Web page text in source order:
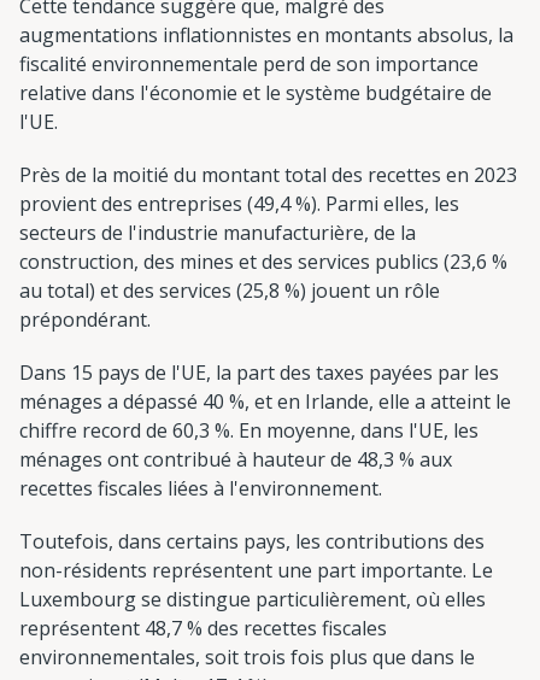
Cette tendance suggère que, malgré des
augmentations inflationnistes en montants absolus, la
fiscalité environnementale perd de son importance
relative dans l'économie et le système budgétaire de
l'UE.
Près de la moitié du montant total des recettes en 2023
provient des entreprises (49,4 %). Parmi elles, les
secteurs de l'industrie manufacturière, de la
construction, des mines et des services publics (23,6 %
au total) et des services (25,8 %) jouent un rôle
prépondérant.
Dans 15 pays de l'UE, la part des taxes payées par les
ménages a dépassé 40 %, et en Irlande, elle a atteint le
chiffre record de 60,3 %. En moyenne, dans l'UE, les
ménages ont contribué à hauteur de 48,3 % aux
recettes fiscales liées à l'environnement.
Toutefois, dans certains pays, les contributions des
non-résidents représentent une part importante. Le
Luxembourg se distingue particulièrement, où elles
représentent 48,7 % des recettes fiscales
environnementales, soit trois fois plus que dans le